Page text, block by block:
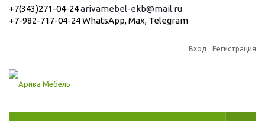
+7(343)271-04-24arivamebel-ekb@mail.ru
+7-982-717-04-24 WhatsApp, Max, Telegram
Вход Регистрация